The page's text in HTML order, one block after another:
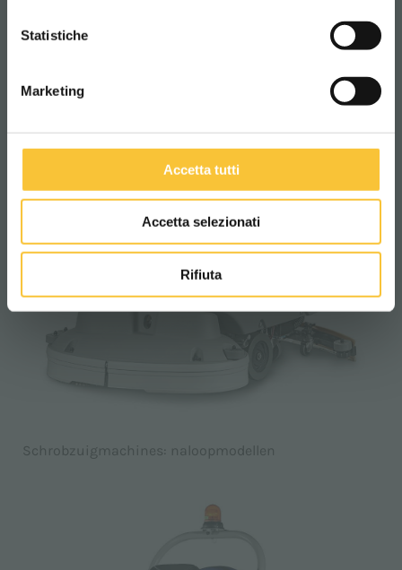
Statistiche
Marketing
Accetta tutti
Accetta selezionati
Rifiuta
Schrobzuigmachines: naloopmodellen